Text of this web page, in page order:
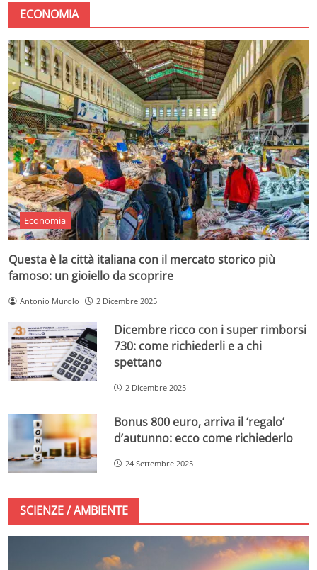
ECONOMIA
Economia
Questa è la città italiana con il mercato storico più
famoso: un gioiello da scoprire
Antonio Murolo 2 Dicembre 2025
Dicembre ricco con i super rimborsi
730: come richiederli e a chi
spettano
2 Dicembre 2025
Bonus 800 euro, arriva il ‘regalo’
d’autunno: ecco come richiederlo
24 Settembre 2025
SCIENZE / AMBIENTE